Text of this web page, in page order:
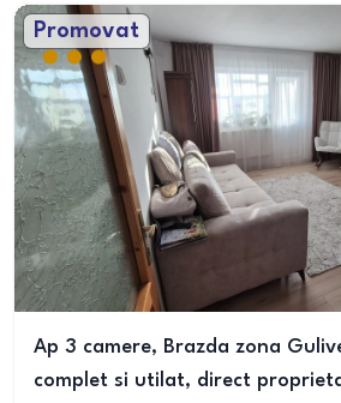
Promovat
Ap 3 camere, Brazda zona
complet si utilat, direct